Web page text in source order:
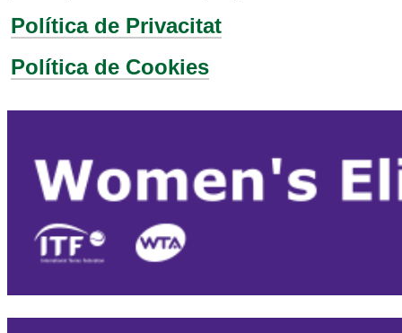
Política de Privacitat
Política de Cookies